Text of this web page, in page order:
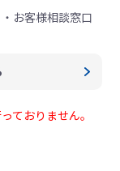
お客様相談窓口
ておりません。